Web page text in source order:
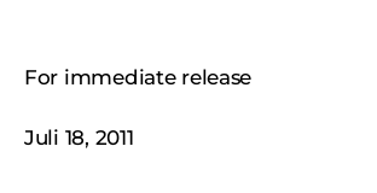
For immediate release
Juli 18, 2011